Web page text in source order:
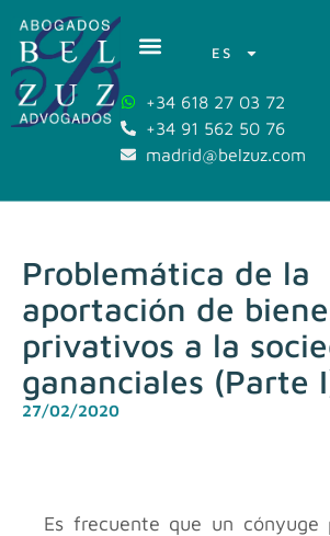
ES
+34 618 27 03 72
+34 91 562 50 76
madrid@belzuz.com
Problemática de la
aportación de
privativos a la
gananciales (Parte
27/02/2020
Es frecuente que un cónyuge